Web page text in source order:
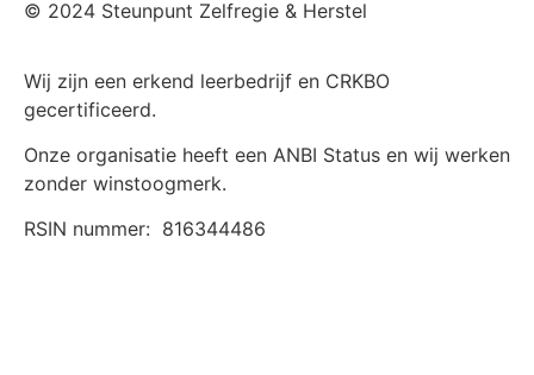
© 2024 Steunpunt Zelfregie & Herstel
Wij zijn een erkend leerbedrijf en CRKBO
gecertificeerd.
Onze organisatie heeft een ANBI Status en wij werken
zonder winstoogmerk.
RSIN nummer: 816344486